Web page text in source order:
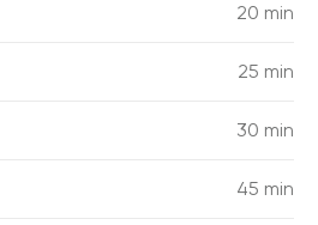
20 min
25 min
30 min
45 min